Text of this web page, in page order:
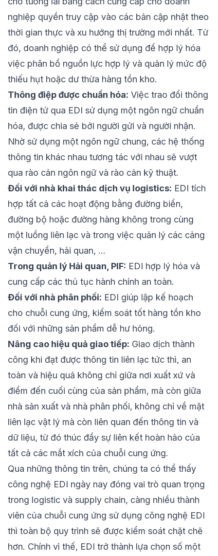
nghiệp quyền truy cập vào các bản cập nhật theo
thời gian thực và xu hướng thị trường mới nhất. Từ
đó, doanh nghiệp có thể sử dụng để hợp lý hóa
việc phân bổ nguồn lực hợp lý và quản lý mức độ
thiếu hụt hoặc dư thừa hàng tồn kho.
Thông điệp được chuẩn hóa: Việc trao đổi thông
tin điện tử qua EDI sử dụng một ngôn ngữ chuẩn
hóa, được chia sẻ bởi người gửi và người nhận.
Nhờ sử dụng một ngôn ngữ chung, các hệ thống
thông tin khác nhau tương tác với nhau sẽ vượt
qua rào cản ngôn ngữ và rào cản kỹ thuật.
Đối với nhà khai thác dịch vụ logistics: EDI tích
hợp tất cả các hoạt động bằng đường biển,
đường bộ hoặc đường hàng không trong cùng
một luồng liên lạc và trong việc quản lý các cảng
vận chuyển, hải quan, …
Trong quản lý Hải quan, PIF: EDI hợp lý hóa và
cung cấp các thủ tục hành chính an toàn.
Đối với nhà phân phối: EDI giúp lập kế hoạch
cho chuỗi cung ứng, kiểm soát tốt hàng tồn kho
đối với những sản phẩm dễ hư hỏng.
Nâng cao hiệu quả giao tiếp: Giao dịch thành
công khi đạt được thông tin liên lạc tức thì, an
toàn và hiệu quả không chỉ giữa nơi xuất xứ và
điểm đến cuối cùng của sản phẩm, mà còn giữa
nhà sản xuất và nhà phân phối, không chỉ về mặt
liên lạc vật lý mà còn liên quan đến thông tin và
dữ liệu, từ đó thúc đẩy sự liên kết hoàn hảo của
tất cả các mắt xích của chuỗi cung ứng.
Qua những thông tin trên, chúng ta có thể thấy
công nghệ EDI ngày nay đóng vai trò quan trọng
trong logistic và supply chain, càng nhiều thành
viên của chuỗi cung ứng sử dụng công nghệ EDI
thì toàn bộ quy trình sẽ được kiểm soát chặt chẽ
hơn. Chính vì thế, EDI trở thành lựa chọn số một